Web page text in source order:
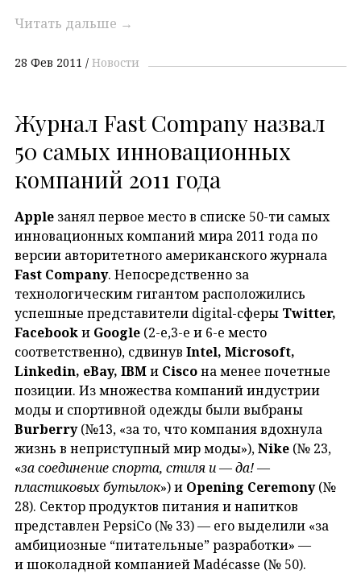
Читать дальше →
28 Фев 2011 Новости
Журнал Fast Company назвал
50 самых инновационных
компаний 2011 года
Apple занял первое место в списке 50-ти самых
инновационных компаний мира 2011 года по
версии авторитетного американского журнала
Fast Company. Непосредственно за
технологическим гигантом расположились
успешные представители digital-сферы Twitter,
Facebook и Google (2-е,3-е и 6-е место
соответственно), сдвинув Intel, Microsoft,
Linkedin, eBay, IBMи Ciscoна менее почетные
позиции. Из множества компаний индустрии
моды и спортивной одежды были выбраны
Burberry(№13, «за то, что компания вдохнула
жизнь в неприступный мир моды»), Nike (№ 23,
«за соединение спорта, стиля и — да! —
пластиковых бутылок») и Opening Ceremony(№
28). Сектор продуктов питания и напитков
представлен PepsiCo (№ 33) — его выделили «за
амбициозные “питательные” разработки» —
и шоколадной компанией Madécasse (№ 50).